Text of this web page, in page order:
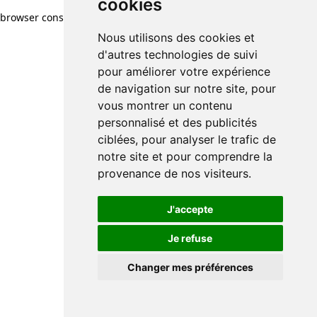
cookies
Nous utilisons des cookies et
d'autres technologies de suivi
pour améliorer votre expérience
de navigation sur notre site, pour
vous montrer un contenu
personnalisé et des publicités
ciblées, pour analyser le trafic de
notre site et pour comprendre la
provenance de nos visiteurs.
J'accepte
Je refuse
Changer mes préférences
browser console for more information)